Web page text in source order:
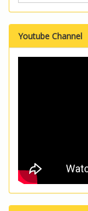
Youtube Channel